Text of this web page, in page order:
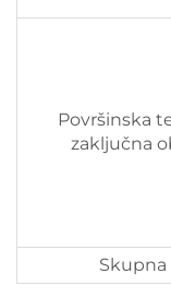
Površinska
zaključna
Skupna